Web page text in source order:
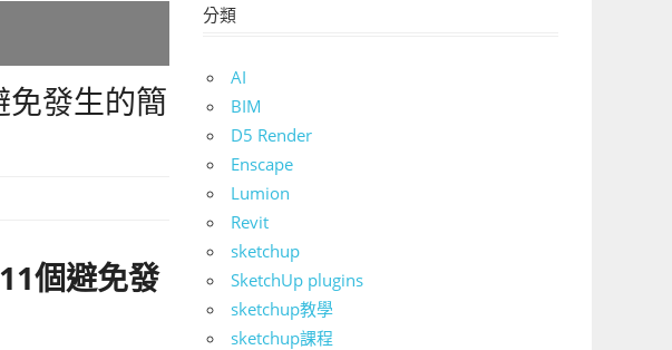
免發生的簡
個避免發
分類
AI
BIM
D5 Render
Enscape
Lumion
Revit
sketchup
SketchUp plugins
sketchup教學
sketchup課程